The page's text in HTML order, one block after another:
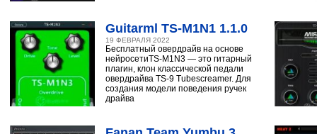
Guitarml TS-M1N1 1.1.0
19 ФЕВРАЛЯ 2022
Бесплатный овердрайв на основе
нейросетиTS-M1N3 — это гитарный
плагин, клон классической педали
овердрайва TS-9 Tubescreamer. Для
создания модели поведения ручек
драйва